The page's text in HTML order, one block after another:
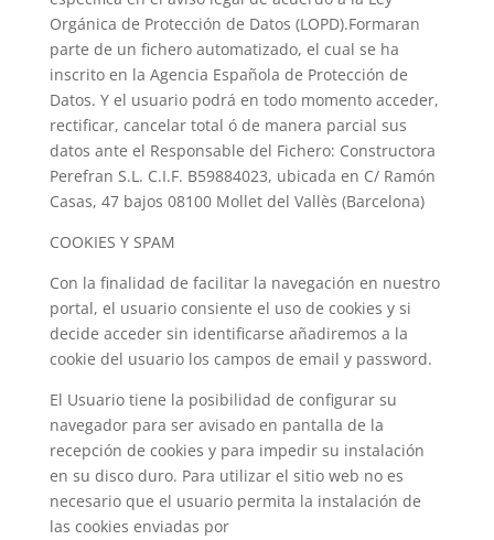
Orgánica de Protección de Datos (LOPD).Formaran
parte de un fichero automatizado, el cual se ha
inscrito en la Agencia Española de Protección de
Datos. Y el usuario podrá en todo momento acceder,
rectificar, cancelar total ó de manera parcial sus
datos ante el Responsable del Fichero: Constructora
Perefran S.L. C.I.F. B59884023, ubicada en C/ Ramón
Casas, 47 bajos 08100 Mollet del Vallès (Barcelona)
COOKIES Y SPAM
Con la finalidad de facilitar la navegación en nuestro
portal, el usuario consiente el uso de cookies y si
decide acceder sin identificarse añadiremos a la
cookie del usuario los campos de email y password.
El Usuario tiene la posibilidad de configurar su
navegador para ser avisado en pantalla de la
recepción de cookies y para impedir su instalación
en su disco duro. Para utilizar el sitio web no es
necesario que el usuario permita la instalación de
las cookies enviadas por